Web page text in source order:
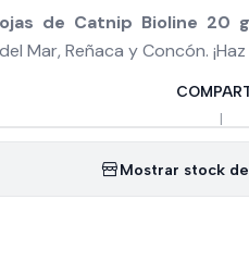
de Catnip Bioline 20 g
Mar, Reñaca y Concón.
|
Mostrar stock